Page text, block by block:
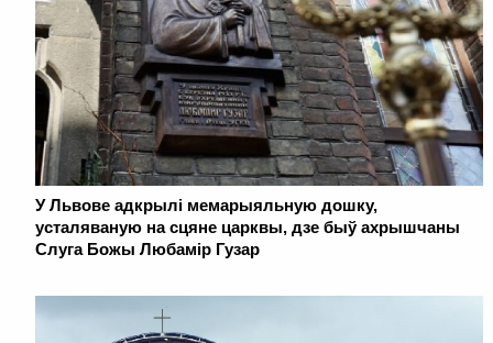
У Львове адкрылі мемарыяльную дошку,
усталяваную на сцяне царквы, дзе быў ахрышчаны
Слуга Божы Любамір Гузар